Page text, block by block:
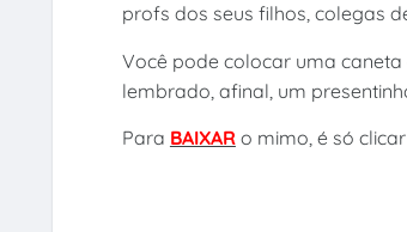
profs dos seus filhos, colegas
Você pode colocar uma
lembrado, afinal, um
Para BAIXARo mimo, é só